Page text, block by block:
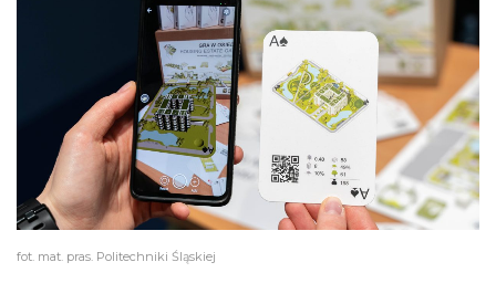
fot. mat. pras. Politechniki Śląskiej